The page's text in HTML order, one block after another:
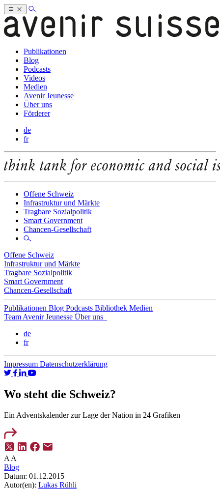
Publikationen
Blog
Podcasts
Videos
Medien
Avenir Jeunesse
Über uns
Förderer
de
fr
Offene Schweiz
Infrastruktur und Märkte
Tragbare Sozialpolitik
Smart Government
Chancen-Gesellschaft
Offene Schweiz
Infrastruktur und Märkte
Tragbare Sozialpolitik
Smart Government
Chancen-Gesellschaft
Publikationen Blog Podcasts Bibliothek Medien
Team Avenir Jeunesse Über uns
de
fr
Impressum Datenschutzerklärung
Wo steht die Schweiz?
Ein Adventskalender zur Lage der Nation in 24 Grafiken
A A
Blog
Datum: 01.12.2015
Autor(en): Lukas Rühli